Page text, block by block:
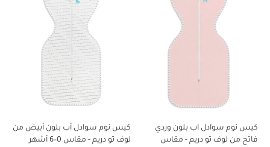
كيس نوم سوادل اب بلون وردي
فاتح من لوف تو دريم - مقاس
كيس نوم سوادل أب بلون أبيض من
لوف تو دريم - مقاس 0–6 أشهر